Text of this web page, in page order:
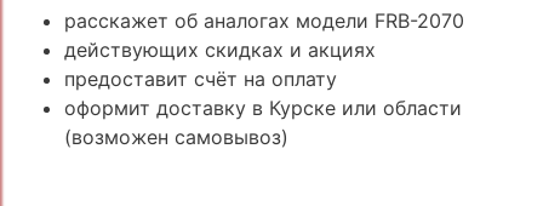
расскажет об аналогах модели FRB-2070
действующих скидках и акциях
предоставит счёт на оплату
оформит доставку в Курске или области
(возможен самовывоз)